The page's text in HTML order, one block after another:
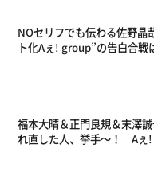
NOセリフでも伝わる佐野
ト化Aぇ! group”の告白合
福本大晴＆正門良規＆末澤
れ直した人、挙手～！ A